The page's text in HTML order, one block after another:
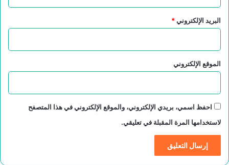
البريد الإلكتروني*
الموقع الإلكتروني
احفظ اسمي، بريدي الإلكتروني، والموقع الإلكتروني في هذا المتصفح
لاستخدامها المرة المقبلة في تعليقي.